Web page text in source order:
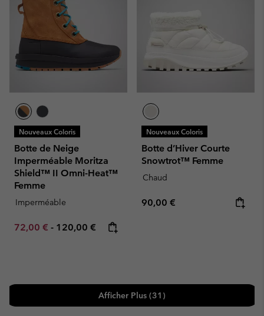
Nouveaux Coloris
Botte de Neige
Imperméable Moritza
Shield™ II Omni-Heat™
Femme
Imperméable
Minimum sale price:
72,00 € - Maximum price:
120,00 €
Nouveaux Coloris
Botte d’Hiver Courte
Snowtrot™ Femme
Chaud
Regular price:
90,00 €
Afficher Plus (31)